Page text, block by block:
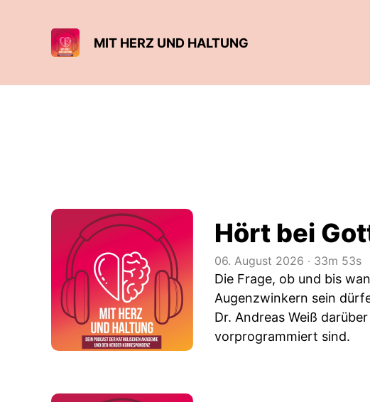
MIT HERZ UND HALTUNG
Hört bei
06. August 2026 ‧ 33m 53s
Die Frage, ob und bis
Augenzwinkern sein
Dr. Andreas Weiß
vorprogrammiert sind.